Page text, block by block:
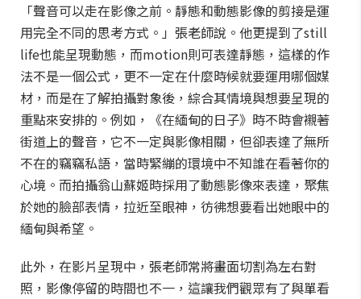
「聲音可以走在影像之前。靜態和動態影像的剪接是運
用完全不同的思考方式。」張老師說。他更提到了still
life也能呈現動態，而motion則可表達靜態，這樣的作
法不是一個公式，更不一定在什麼時候就要運用哪個媒
材，而是在了解拍攝對象後，綜合其情境與想要呈現的
重點來安排的。例如，《在緬甸的日子》時不時會襯著
街道上的聲音，它不一定與影像相關，但卻表達了無所
不在的竊竊私語，當時緊繃的環境中不知誰在看著你的
心境。而拍攝翁山蘇姬時採用了動態影像來表達，聚焦
於她的臉部表情，拉近至眼神，彷彿想要看出她眼中的
緬甸與希望。
此外，在影片呈現中，張老師常將畫面切割為左右對
照，影像停留的時間也不一，這讓我們觀眾有了與單看